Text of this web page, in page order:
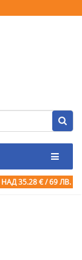
НАД 35.28 € / 69 ЛВ.